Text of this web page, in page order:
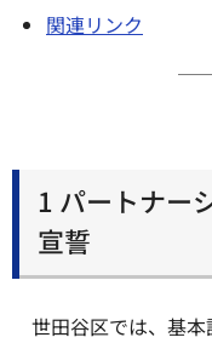
関連リンク
1 パートナー
宣誓
世田谷区では、基